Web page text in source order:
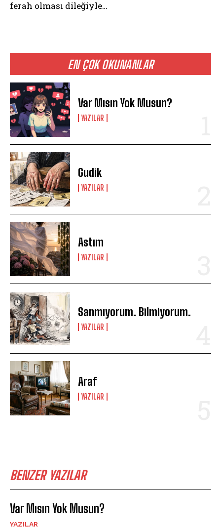
EN ÇOK OKUNANLAR
Var Mısın Yok Musun?
YAZILAR
Gudik
YAZILAR
Astım
YAZILAR
Sanmıyorum. Bilmiyorum.
YAZILAR
Araf
YAZILAR
BENZER YAZILAR
Var Mısın Yok Musun?
YAZILAR
ferah olması dileğiyle…